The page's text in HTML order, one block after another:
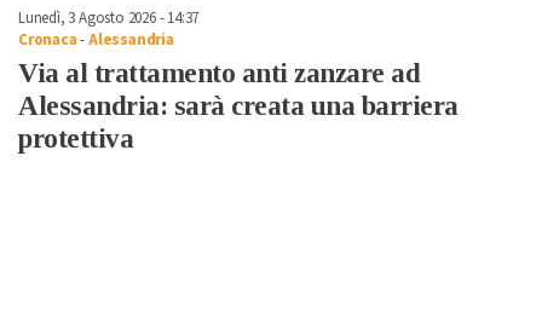
Lunedì, 3 Agosto 2026 - 14:37
Cronaca-Alessandria
Via al trattamento anti zanzare ad
Alessandria: sarà creata una barriera
protettiva